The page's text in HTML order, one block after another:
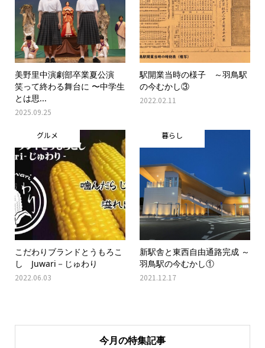
美野里中演劇部卒業夏公演
笑って終わる舞台に 〜中学生
とは思...
2025.09.25
駅開業当時の様子 ～羽鳥駅
の今むかし③
2022.02.11
グルメ
こだわりブランドとうもろこ
し Juwari－じゅわり
2022.06.03
暮らし
新駅舎と東西自由通路完成 ～
羽鳥駅の今むかし①
2021.12.17
今月の特集記事